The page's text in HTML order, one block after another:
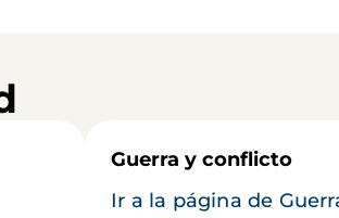
Guerra y conflicto
Ir a la página de